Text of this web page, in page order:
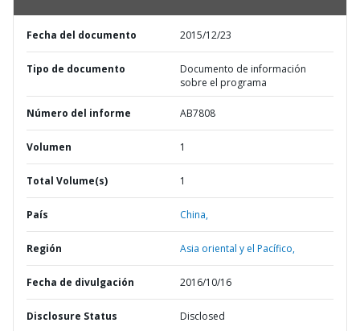
Fecha del documento 2015/12/23
Tipo de documento
Documento de información
sobre el programa
Número del informe AB7808
Volumen 1
Total Volume(s) 1
País China,
Región Asia oriental y el Pacífico,
Fecha de divulgación 2016/10/16
Disclosure Status Disclosed